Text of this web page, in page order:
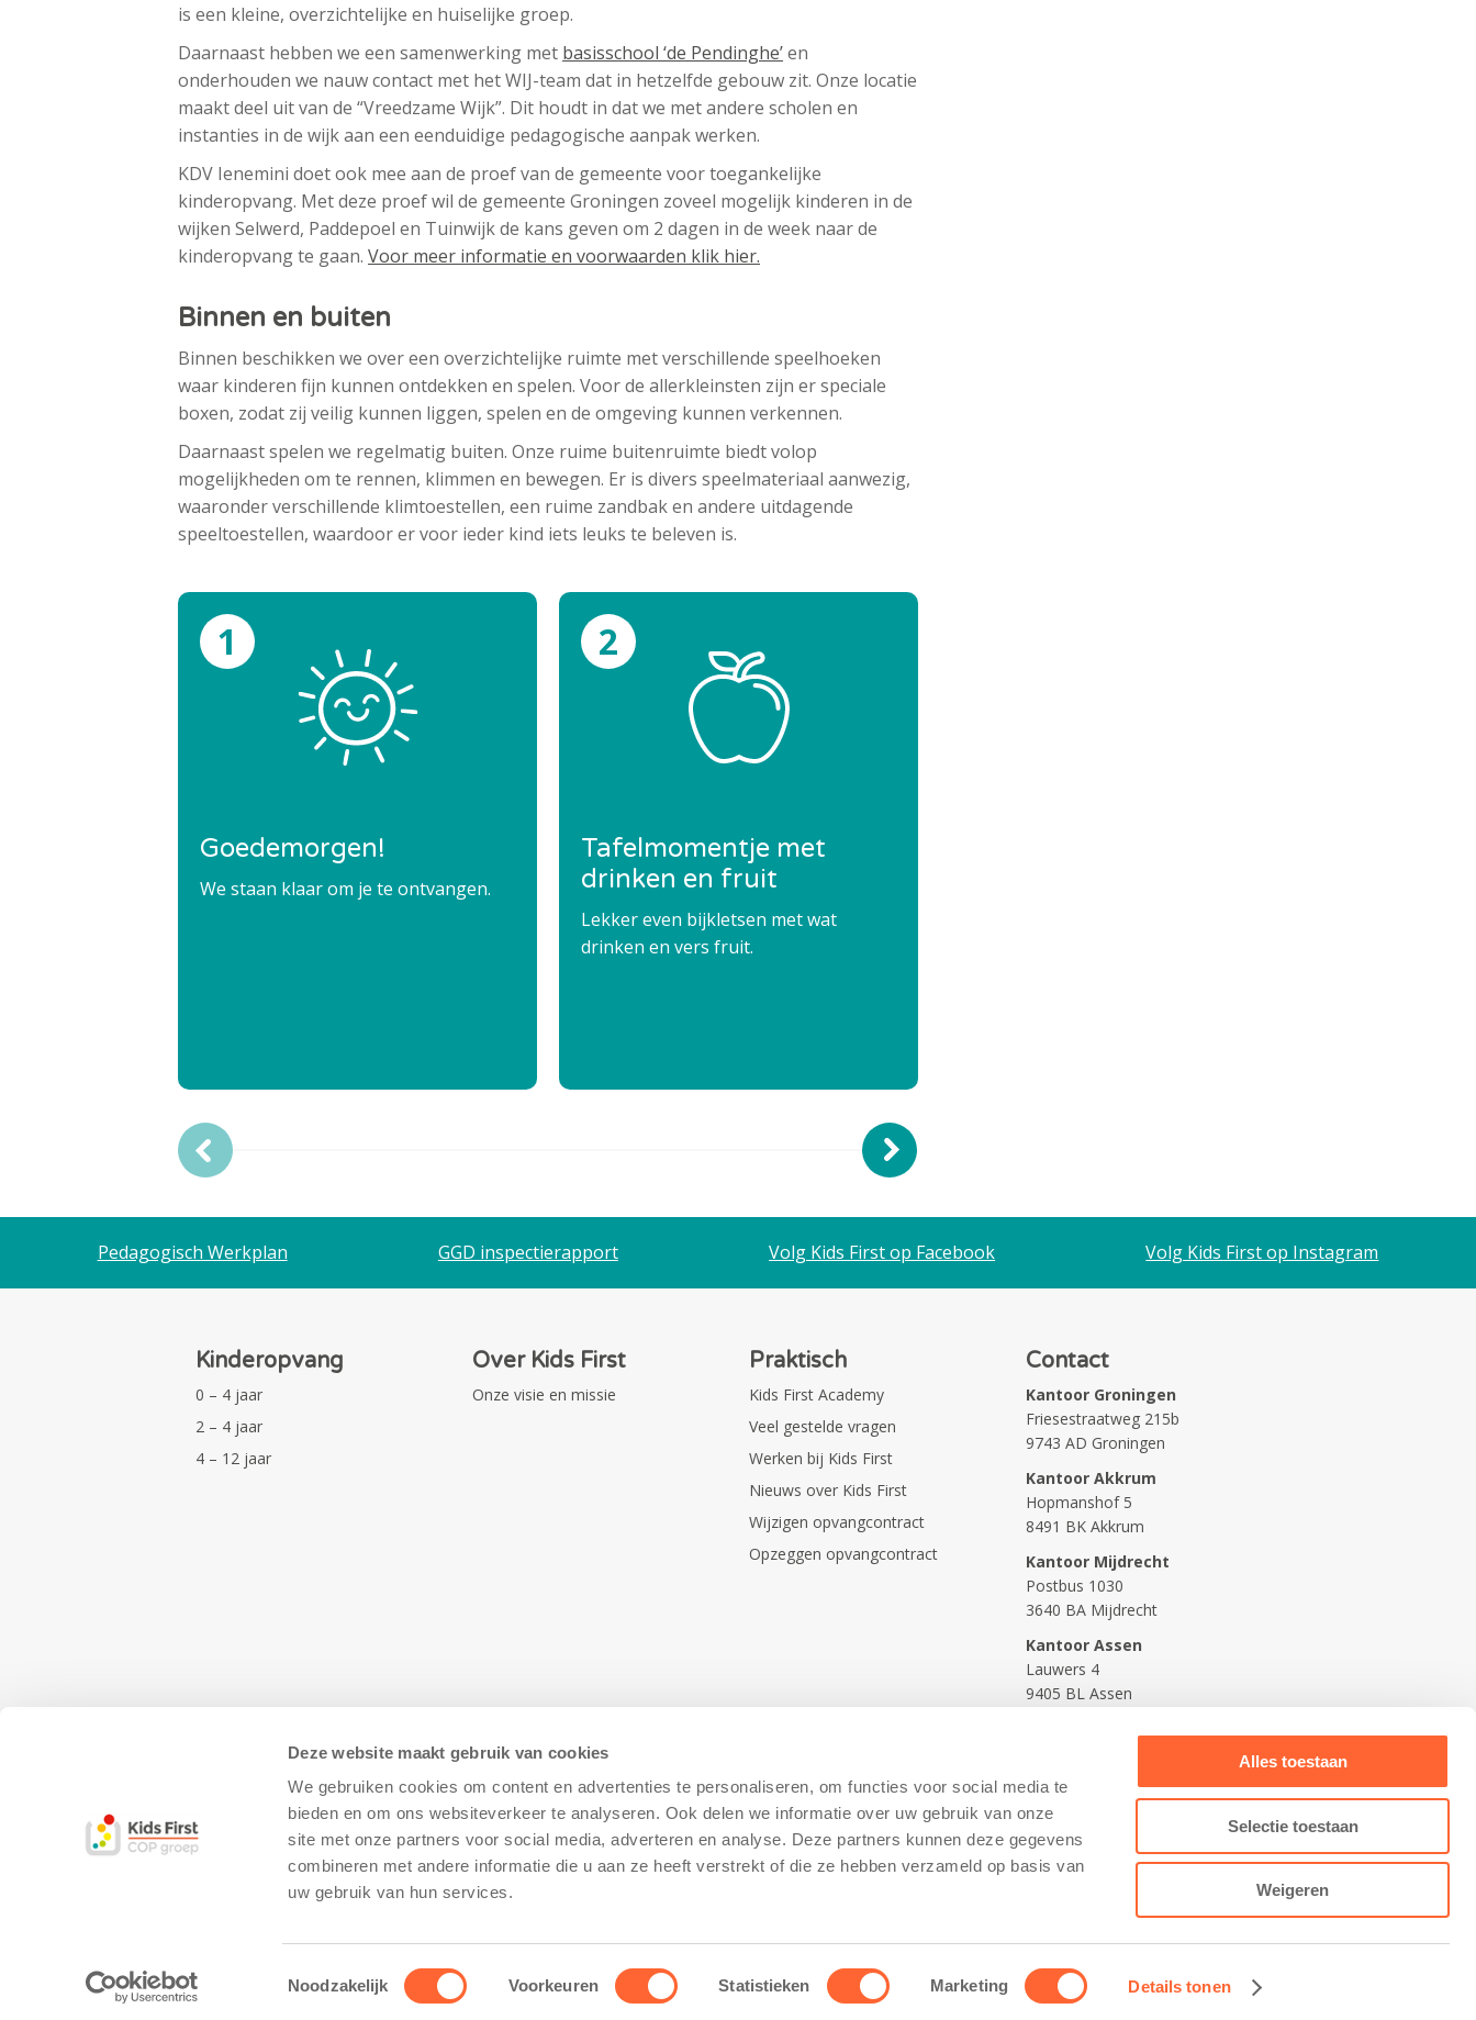
Deze website maakt gebruik van cookies
We gebruiken cookies om content en advertenties te personaliseren, om functies voor social media te
bieden en om ons websiteverkeer te analyseren. Ook delen we informatie over uw gebruik van onze
site met onze partners voor social media, adverteren en analyse. Deze partners kunnen deze gegevens
combineren met andere informatie die u aan ze heeft verstrekt of die ze hebben verzameld op basis van
uw gebruik van hun services.
Toestemmingsselectie
Noodzakelijk Voorkeuren Statistieken Marketing Details tonen
Alles toestaan
Selectie toestaan
Weigeren
is een kleine, overzichtelijke en huiselijke groep.
Daarnaast hebben we een samenwerking met basisschool ‘de Pendinghe’en
onderhouden we nauw contact met het WIJ-team dat in hetzelfde gebouw zit. Onze locatie
maakt deel uit van de “Vreedzame Wijk”. Dit houdt in dat we met andere scholen en
instanties in de wijk aan een eenduidige pedagogische aanpak werken.
KDV Ienemini doet ook mee aan de proef van de gemeente voor toegankelijke
kinderopvang. Met deze proef wil de gemeente Groningen zoveel mogelijk kinderen in de
wijken Selwerd, Paddepoel en Tuinwijk de kans geven om 2 dagen in de week naar de
kinderopvang te gaan. Voor meer informatie en voorwaarden klik hier.
Binnen en buiten
Binnen beschikken we over een overzichtelijke ruimte met verschillende speelhoeken
waar kinderen fijn kunnen ontdekken en spelen. Voor de allerkleinsten zijn er speciale
boxen, zodat zij veilig kunnen liggen, spelen en de omgeving kunnen verkennen.
Daarnaast spelen we regelmatig buiten. Onze ruime buitenruimte biedt volop
mogelijkheden om te rennen, klimmen en bewegen. Er is divers speelmateriaal aanwezig,
waaronder verschillende klimtoestellen, een ruime zandbak en andere uitdagende
speeltoestellen, waardoor er voor ieder kind iets leuks te beleven is.
Goedemorgen!
We staan klaar om je te ontvangen.
Tafelmomentje met
drinken en fruit
Lekker even bijkletsen met wat
drinken en vers fruit.
Pedagogisch Werkplan GGD inspectierapport Volg Kids First op Facebook Volg Kids First op Instagram
Kinderopvang
0 – 4 jaar
2 – 4 jaar
4 – 12 jaar
Over Kids First
Onze visie en missie
Praktisch
Kids First Academy
Veel gestelde vragen
Werken bij Kids First
Nieuws over Kids First
Wijzigen opvangcontract
Opzeggen opvangcontract
Contact
Kantoor Groningen
Friesestraatweg 215b
9743 AD Groningen
Kantoor Akkrum
Hopmanshof 5
8491 BK Akkrum
Kantoor Mijdrecht
Postbus 1030
3640 BA Mijdrecht
Kantoor Assen
Lauwers 4
9405 BL Assen
© Copyright - Kidsfirst Privacy Policy –Disclaimer– Cookiebeleid
Contact opnemen